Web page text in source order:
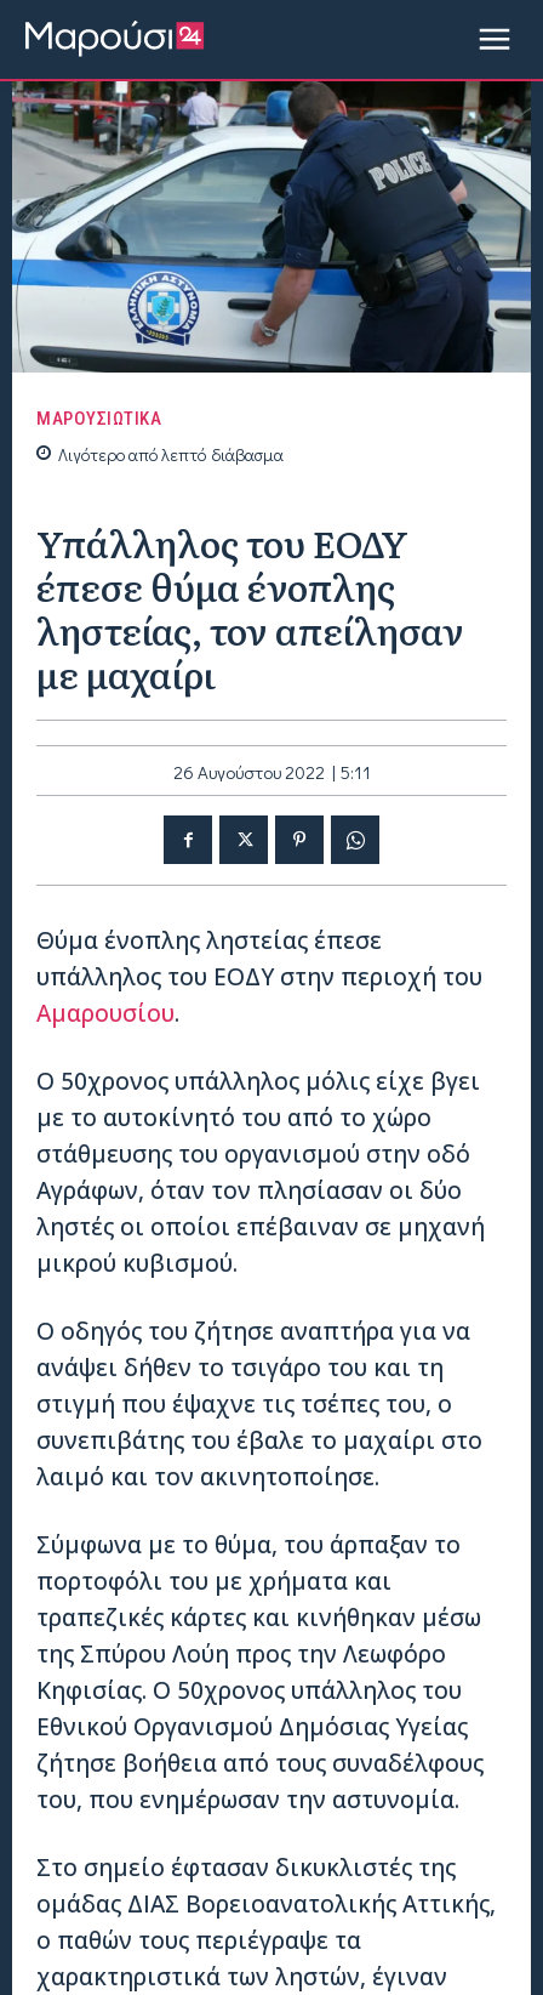
ΜΑΡΟΥΣΙΩΤΙΚΑ
Λιγότερο απόλεπτό διάβασμα
Υπάλληλος του ΕΟΔΥ
έπεσε θύμα ένοπλης
ληστείας, τον απείλησαν
με μαχαίρι
26 Αυγούστου 2022 | 5:11
Θύμα ένοπλης ληστείας έπεσε
υπάλληλος του ΕΟΔΥ στην περιοχή του
Αμαρουσίου.
Ο 50χρονος υπάλληλος μόλις είχε βγει
με το αυτοκίνητό του από το χώρο
στάθμευσης του οργανισμού στην οδό
Αγράφων, όταν τον πλησίασαν οι δύο
ληστές οι οποίοι επέβαιναν σε μηχανή
μικρού κυβισμού.
Ο οδηγός του ζήτησε αναπτήρα για να
ανάψει δήθεν το τσιγάρο του και τη
στιγμή που έψαχνε τις τσέπες του, ο
συνεπιβάτης του έβαλε το μαχαίρι στο
λαιμό και τον ακινητοποίησε.
Σύμφωνα με το θύμα, του άρπαξαν το
πορτοφόλι του με χρήματα και
τραπεζικές κάρτες και κινήθηκαν μέσω
της Σπύρου Λούη προς την Λεωφόρο
Κηφισίας. Ο 50χρονος υπάλληλος του
Εθνικού Οργανισμού Δημόσιας Υγείας
ζήτησε βοήθεια από τους συναδέλφους
του, που ενημέρωσαν την αστυνομία.
Στο σημείο έφτασαν δικυκλιστές της
ομάδας ΔΙΑΣ Βορειοανατολικής Αττικής,
ο παθών τους περιέγραψε τα
χαρακτηριστικά των ληστών, έγιναν